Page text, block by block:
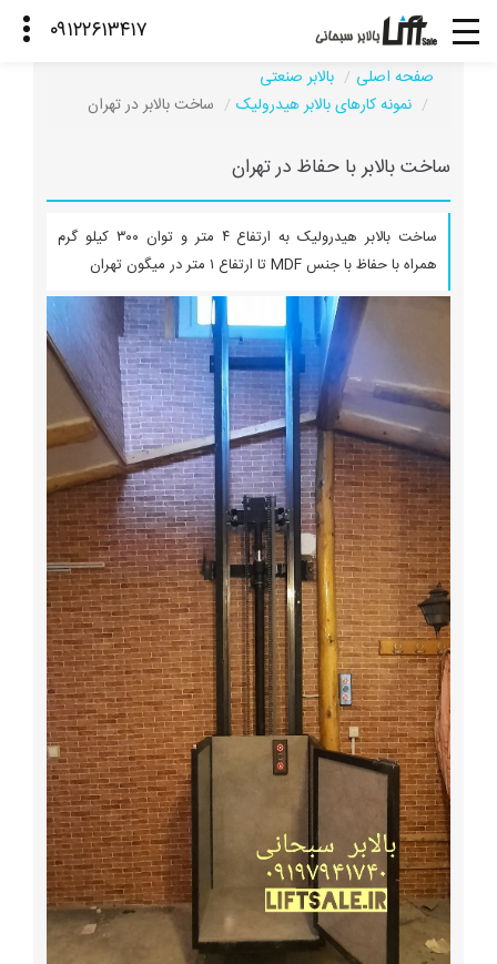
صفحه اصلی
بالابر صنعتی
نمونه کارهای بالابر هیدرولیک
ساخت بالابر در تهران
ساخت بالابر با حفاظ در تهران
ساخت بالابر هیدرولیک به ارتفاع ۴ متر و توان ۳۰۰ کیلو گرم
همراه با حفاظ با جنس MDF تا ارتفاع ۱ متر در میگون تهران